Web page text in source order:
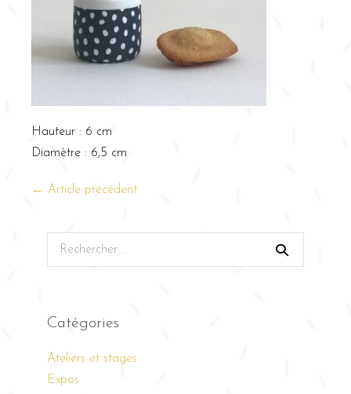
Hauteur : 6 cm
Diamètre : 6,5 cm
← Article précédent
Catégories
Ateliers et stages
Expos